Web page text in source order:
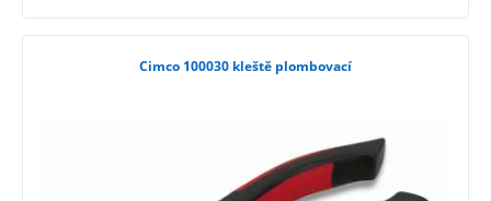
Cimco 100030 kleště plombovací